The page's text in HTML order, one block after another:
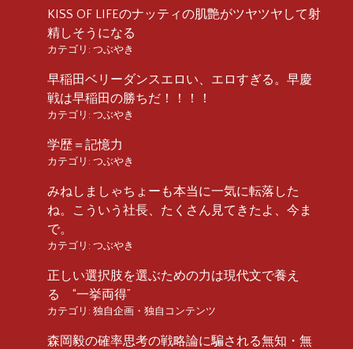
KISS OF LIFEのナッティの肌艶がツヤツヤして射
精しそうになる
カテゴリ: つぶやき
早稲田ベリーダンスエロい、エロすぎる。早慶
戦は早稲田の勝ちだ！！！！
カテゴリ: つぶやき
学歴＝記憶力
カテゴリ: つぶやき
みねしましゃちょーも本当に一気に転落した
ね。こういう社長、たくさん見てきたよ、今ま
で。
カテゴリ: つぶやき
正しい選択肢を選ぶための力は現代文で養え
る “一挙両得”
カテゴリ: 独自企画・独自コンテンツ
森岡毅の確率思考の戦略論に騙される無知・無